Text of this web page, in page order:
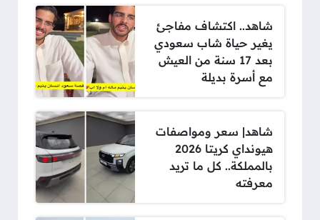
شاهد.. اكتشاف مفاجئ
يغير حياة شاب سعودي
بعد 17 سنة من العيش
مع أسرة بديلة
شاهد| سعر ومواصفات
هيونداي كريتا 2026
بالمملكة.. كل ما تريد
معرفته